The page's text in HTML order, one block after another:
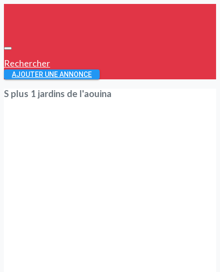
Rechercher
AJOUTER UNE ANNONCE
S plus 1 jardins de l'aouina